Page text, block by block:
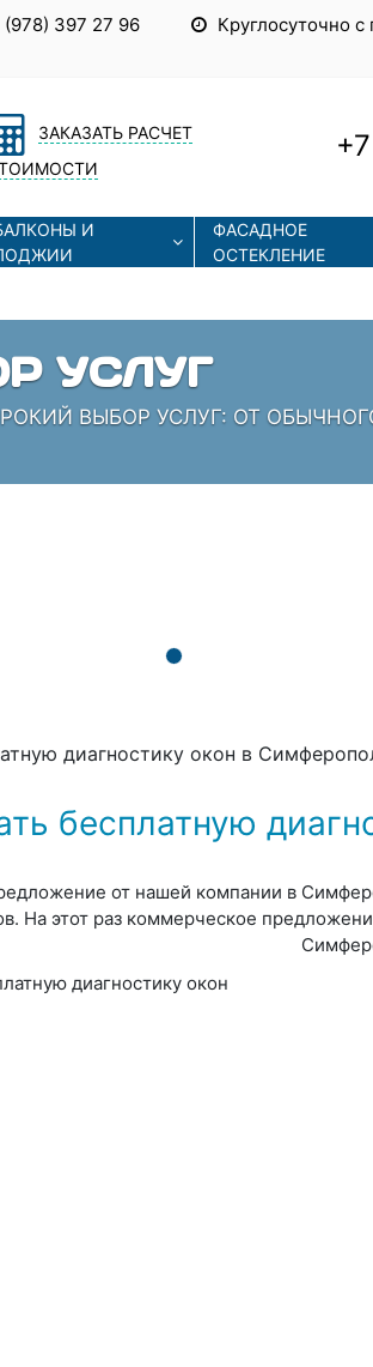
(978) 397 27 96
Круглосуточно
ЗАКАЗАТЬ РАСЧЕТ
И
ФАСАДНОЕ
ОСТЕКЛЕНИЕ
СОВРЕМЕННЫЕ ТЕХНОЛОГИИ
КОТОРЫЕ ЗНАЮТ СВОЁ ДЕЛО!
диагностику окон в
бесплатную
от нашей компании в
На этот раз коммерческое